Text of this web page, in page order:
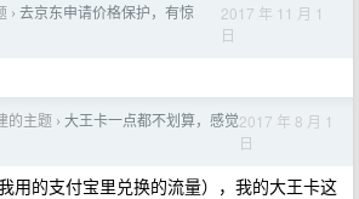
› 去京东申请价格保护，有惊
2017 年 11 月 1
日
的主题 › 大王卡一点都不划算，感觉2017 年 8 月 1
日
用的支付宝里兑换的流量），我的大王卡这